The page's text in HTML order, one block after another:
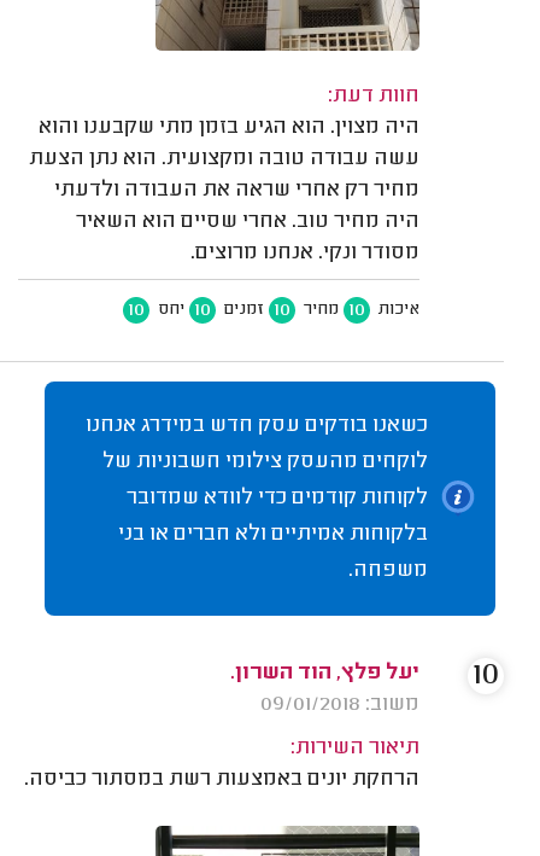
חוות דעת:
היה מצוין. הוא הגיע בזמן מתי שקבענו והוא
עשה עבודה טובה ומקצועית. הוא נתן הצעת
מחיר רק אחרי שראה את העבודה ולדעתי
היה מחיר טוב. אחרי שסיים הוא השאיר
מסודר ונקי. אנחנו מרוצים.
איכות 10 מחיר 10 זמנים 10 יחס 10
כשאנו בודקים עסק חדש במידרג אנחנו
לוקחים מהעסק צילומי חשבוניות של
לקוחות קודמים כדי לוודא שמדובר
בלקוחות אמיתיים ולא חברים או בני
משפחה.
יעל פלץ, הוד השרון.
משוב: 09/01/2018
תיאור השירות:
הרחקת יונים באמצעות רשת במסתור כביסה.
10